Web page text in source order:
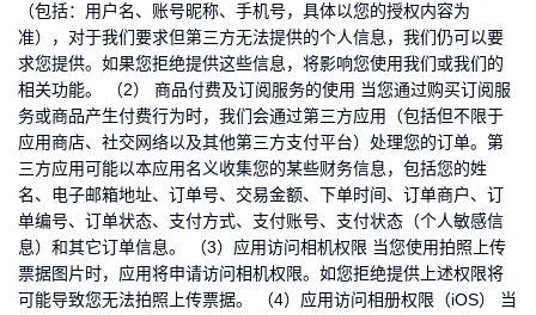
（包括：用户名、账号昵称、手机号，具体以您的授权内容为
准），对于我们要求但第三方无法提供的个人信息，我们仍可以要
求您提供。如果您拒绝提供这些信息，将影响您使用我们或我们的
相关功能。 （2） 商品付费及订阅服务的使用 当您通过购买订阅服
务或商品产生付费行为时，我们会通过第三方应用（包括但不限于
应用商店、社交网络以及其他第三方支付平台）处理您的订单。第
三方应用可能以本应用名义收集您的某些财务信息，包括您的姓
名、电子邮箱地址、订单号、交易金额、下单时间、订单商户、订
单编号、订单状态、支付方式、支付账号、支付状态（个人敏感信
息）和其它订单信息。 （3）应用访问相机权限 当您使用拍照上传
票据图片时，应用将申请访问相机权限。如您拒绝提供上述权限将
可能导致您无法拍照上传票据。 （4）应用访问相册权限（iOS） 当